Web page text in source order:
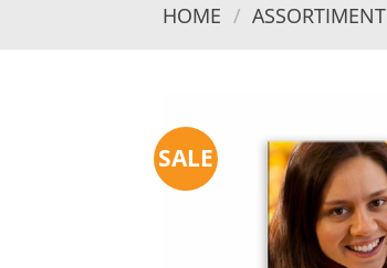
HOME / ASSORTIMENT
SALE